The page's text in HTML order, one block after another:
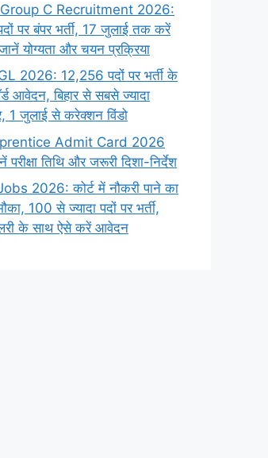
C Recruitment 2026:
पर बंपर भर्ती, 17 जुलाई तक करें
योग्यता और चयन प्रक्रिया
2026: 12,256 पदों पर भर्ती के
आवेदन, बिहार से सबसे ज्यादा
1 जुलाई से करेक्शन विंडो
Admit Card 2026
परीक्षा तिथि और जरूरी दिशा-निर्देश
2026: कोर्ट में नौकरी पाने का
100 से ज्यादा पदों पर भर्ती,
के साथ ऐसे करें आवेदन